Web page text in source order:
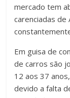
mercado tem
carenciadas de
Em guisa de
de carros são
12 aos 37
devido a falta